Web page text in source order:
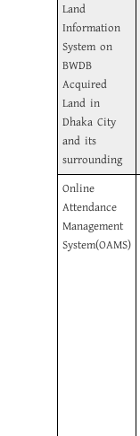
Land
Information
System on
BWDB
Acquired
Land in
Dhaka City
and its
surrounding
Online
Attendance
Management
System(OAMS)